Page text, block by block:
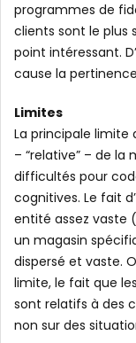
programmes de
clients sont le plus
point intéressant.
cause la
Limites
La principale limite
– “relative” – de
difficultés pour
cognitives. Le fait
entité assez vaste
un magasin
dispersé et vaste.
limite, le fait que
sont relatifs à des
non sur des